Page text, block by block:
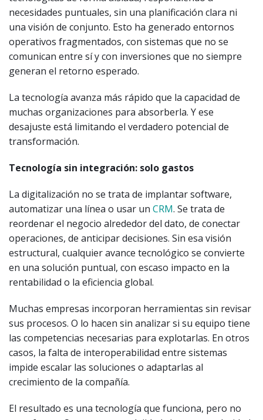
necesidades puntuales, sin una planificación clara ni
una visión de conjunto. Esto ha generado entornos
operativos fragmentados, con sistemas que no se
comunican entre sí y con inversiones que no siempre
generan el retorno esperado.
La tecnología avanza más rápido que la capacidad de
muchas organizaciones para absorberla. Y ese
desajuste está limitando el verdadero potencial de
transformación.
Tecnología sin integración: solo gastos
La digitalización no se trata de implantar software,
automatizar una línea o usar un CRM. Se trata de
reordenar el negocio alrededor del dato, de conectar
operaciones, de anticipar decisiones. Sin esa visión
estructural, cualquier avance tecnológico se convierte
en una solución puntual, con escaso impacto en la
rentabilidad o la eficiencia global.
Muchas empresas incorporan herramientas sin revisar
sus procesos. O lo hacen sin analizar si su equipo tiene
las competencias necesarias para explotarlas. En otros
casos, la falta de interoperabilidad entre sistemas
impide escalar las soluciones o adaptarlas al
crecimiento de la compañía.
El resultado es una tecnología que funciona, pero no